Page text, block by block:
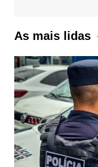
As mais lidas